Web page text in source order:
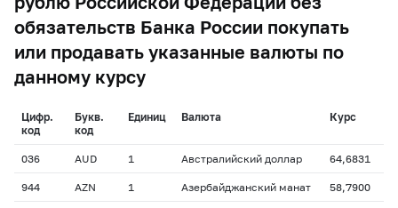
обязательств Банка России покупать
или продавать указанные валюты по
данному курсу
Цифр.
код
Букв.
код
Единиц Валюта Курс
036 AUD 1 Австралийский доллар 64,6831
944 AZN 1 Азербайджанский манат 58,7900